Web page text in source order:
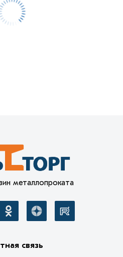
металлопроката
связь